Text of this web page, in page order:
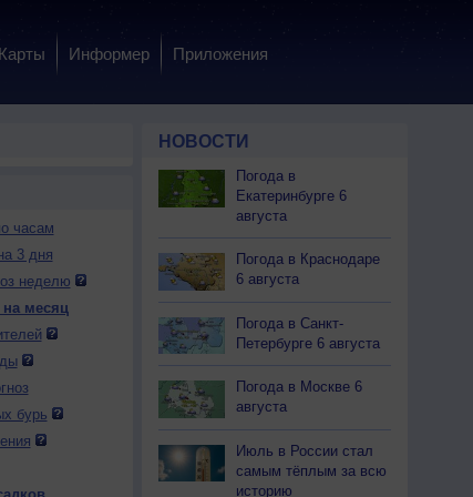
Карты Информер Приложения
10 пн
Ночь Вечер Ночь Утро День
часам
3 дня
неделю
на месяц
бурь
НОВОСТИ
Погода в
Екатеринбурге 6
августа
Погода в Краснодаре
6 августа
Погода в Санкт-
Петербурге 6 августа
Погода в Москве 6
августа
Июль в России стал
самым тёплым за всю
историю